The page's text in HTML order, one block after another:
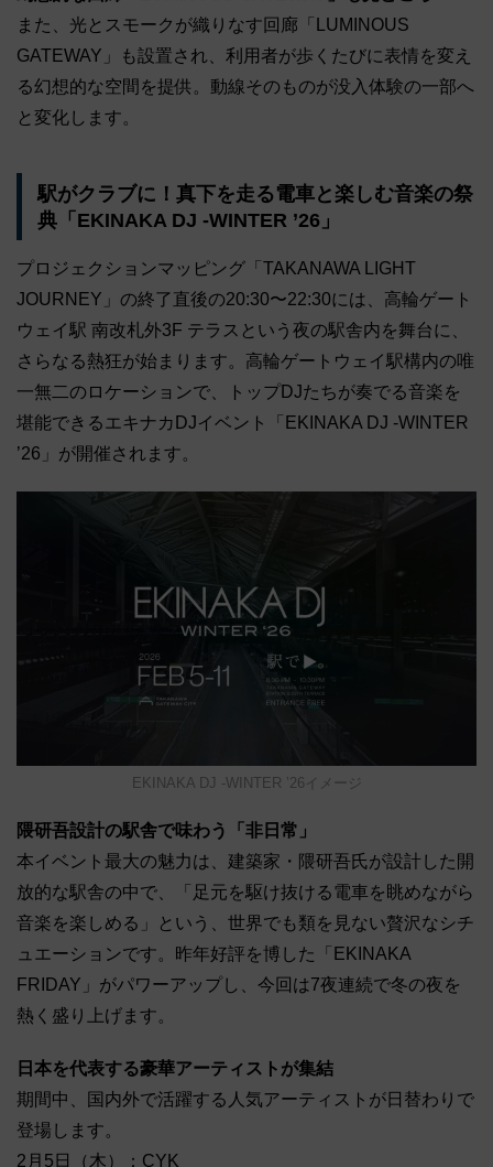
また、光とスモークが織りなす回廊「LUMINOUS
GATEWAY」も設置され、利用者が歩くたびに表情を変え
る幻想的な空間を提供。動線そのものが没入体験の一部へ
と変化します。
駅がクラブに！真下を走る電車と楽しむ音楽の祭
典「EKINAKA DJ -WINTER ’26」
プロジェクションマッピング「TAKANAWA LIGHT
JOURNEY」の終了直後の20:30〜22:30には、高輪ゲート
ウェイ駅 南改札外3F テラスという夜の駅舎内を舞台に、
さらなる熱狂が始まります。高輪ゲートウェイ駅構内の唯
一無二のロケーションで、トップDJたちが奏でる音楽を
堪能できるエキナカDJイベント「EKINAKA DJ -WINTER
’26」が開催されます。
EKINAKA DJ -WINTER ʼ26イメージ
隈研吾設計の駅舎で味わう「非日常」
本イベント最大の魅力は、建築家・隈研吾氏が設計した開
放的な駅舎の中で、「足元を駆け抜ける電車を眺めながら
音楽を楽しめる」という、世界でも類を見ない贅沢なシチ
ュエーションです。昨年好評を博した「EKINAKA
FRIDAY」がパワーアップし、今回は7夜連続で冬の夜を
熱く盛り上げます。
日本を代表する豪華アーティストが集結
期間中、国内外で活躍する人気アーティストが日替わりで
登場します。
2月5日（木）：CYK